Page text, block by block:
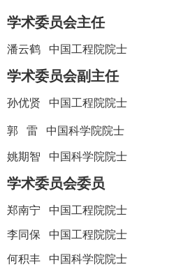
学术委员会主任
潘云鹤 中国工程院院士
学术委员会副主任
孙优贤 中国工程院院士
郭 雷 中国科学院院士
姚期智 中国科学院院士
学术委员会委员
郑南宁 中国工程院院士
李同保 中国工程院院士
何积丰 中国科学院院士